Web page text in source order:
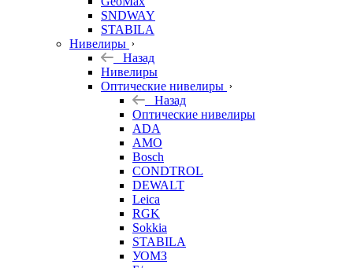
SNDWAY
STABILA
Нивелиры
Назад
Нивелиры
Оптические нивелиры
Назад
Оптические нивелиры
ADA
AMO
Bosch
CONDTROL
DEWALT
Leica
RGK
Sokkia
STABILA
УОМЗ